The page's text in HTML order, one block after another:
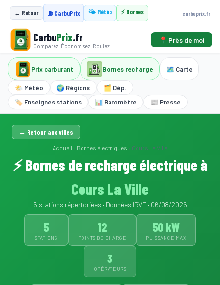
← Retour ⛽ CarbuPrix 🌤️ Météo ⚡ Bornes carbuprix.fr
CarbuPrix.fr
Comparez. Économisez. Roulez.
📍 Près de moi
Prix carburant Bornes recharge 🗺️ Carte
🌤️ Météo 🌍 Régions
🗂️ Dép.
🏷️ Enseignes stations
📊 Baromètre 📰 Presse
← Retour aux villes
Accueil › Bornes électriques › Cours La Ville
⚡ Bornes de recharge électrique à
Cours La Ville
5 stations répertoriées · Données IRVE · 06/08/2026
5
STATIONS
12
POINTS DE CHARGE
50 kW
PUISSANCE MAX
3
OPÉRATEURS